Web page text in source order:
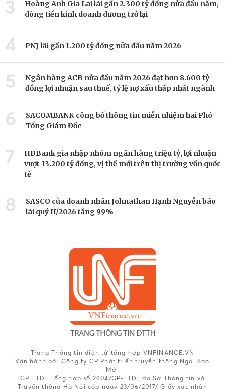
3
Hoàng Anh Gia Lai lãi gần 2.300 tỷ đồng nửa đầu năm,
dòng tiền kinh doanh dương trở lại
4 PNJ lãi gần 1.200 tỷ đồng nửa đầu năm 2026
5
Ngân hàng ACB nửa đầu năm 2026 đạt hơn 8.600 tỷ
đồng lợi nhuận sau thuế, tỷ lệ nợ xấu thấp nhất ngành
6
SACOMBANK công bố thông tin miễn nhiệm hai Phó
Tổng Giám Đốc
7
HDBank gia nhập nhóm ngân hàng triệu tỷ, lợi nhuận
vượt 13.200 tỷ đồng, vị thế mới trên thị trường vốn quốc
tế
8
SASCO của doanh nhân Johnathan Hạnh Nguyễn báo
lãi quý II/2026 tăng 99%
Trang Thông tin điện tử tổng hợp VNFINANCE.VN
Vận hành bởi Công ty CP Phát triển truyền thông Ngôi Sao
Mới
GP TTĐT Tổng hợp số 2604/GP-TTĐT do Sở Thông tin và
Truyền thông Hà Nội cấp ngày 23/06/2017/ Giấy xác nhận